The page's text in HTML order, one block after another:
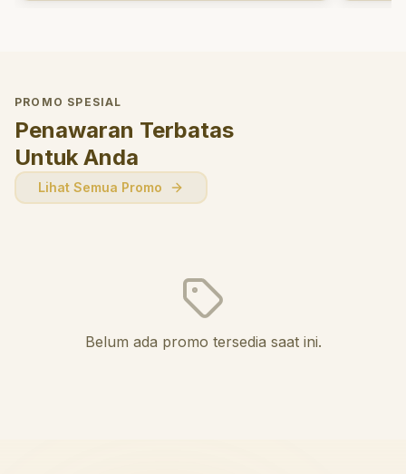
PROMO SPESIAL
Penawaran Terbatas
Untuk Anda
Lihat Semua Promo
Belum ada promo tersedia saat ini.